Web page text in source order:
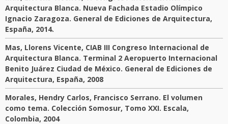
Arquitectura Blanca. Nueva Fachada Estadio Olímpico
Ignacio Zaragoza. General de Ediciones de Arquitectura,
España, 2014.
Mas, Llorens Vicente, CIAB III Congreso Internacional de
Arquitectura Blanca. Terminal 2 Aeropuerto Internacional
Benito Juárez Ciudad de México. General de Ediciones de
Arquitectura, España, 2008
Morales, Hendry Carlos, Francisco Serrano. El volumen
como tema. Colección Somosur, Tomo XXI. Escala,
Colombia, 2004